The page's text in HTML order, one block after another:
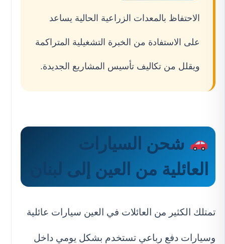
الاحتفاظ بالمعدات الزراعية الحالية يساعد
على الاستفادة من الخبرة التشغيلية المتراكمة
ويقلل من تكاليف تأسيس المشاريع الجديدة.
شحن السيارات
العائلية من العين إلى لبنان
تمتلك الكثير من العائلات في العين سيارات عائلية
وسيارات دفع رباعي تستخدم بشكل يومي داخل